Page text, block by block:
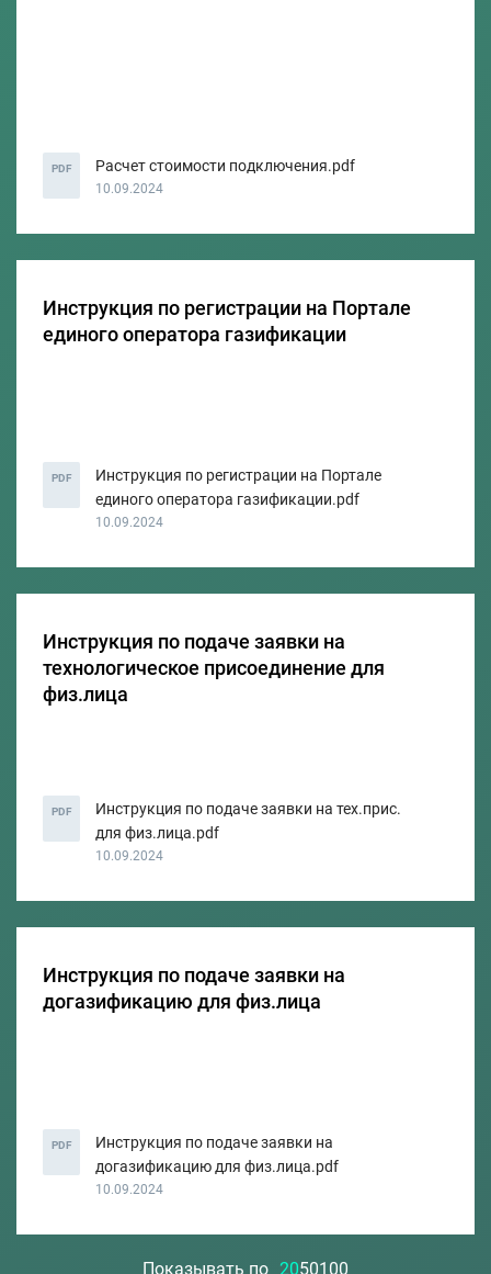
PDF Расчет стоимости подключения.pdf
10.09.2024
Инструкция по регистрации на Портале
единого оператора газификации
PDF
Инструкция по регистрации на Портале
единого оператора газификации.pdf
10.09.2024
Инструкция по подаче заявки на
технологическое присоединение для
физ.лица
PDF
Инструкция по подаче заявки на тех.прис.
для физ.лица.pdf
10.09.2024
Инструкция по подаче заявки на
догазификацию для физ.лица
PDF
Инструкция по подаче заявки на
догазификацию для физ.лица.pdf
10.09.2024
Показывать по 2050100